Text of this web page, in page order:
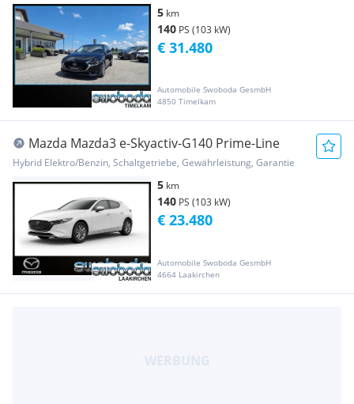
5 km
140 PS (103 kW)
Automobile Swoboda GesmbH
4850 Timelkam
€ 31.480
Mazda Mazda3 e-Skyactiv-G140 Prime-Line
Hybrid Elektro/Benzin, Schaltgetriebe, Gewährleistung, Garantie
5 km
140 PS (103 kW)
Automobile Swoboda GesmbH
4664 Laakirchen
€ 23.480